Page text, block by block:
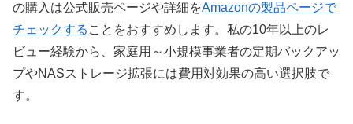
の購入は公式販売ページや詳細をAmazonの製品ページで
チェックする ことをおすすめします。私の10年以上のレ
ビュー経験から、家庭用～小規模事業者の定期バックアッ
プやNASストレージ拡張には費用対効果の高い選択肢で
す。